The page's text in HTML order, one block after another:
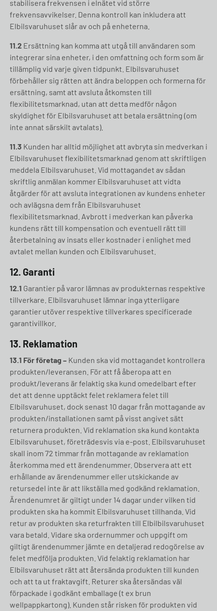
stabilisera frekvensen i elnätet vid större
frekvensavvikelser. Denna kontroll kan inkludera att
Elbilsvaruhuset slår av och på enheterna.
11.2 Ersättning kan komma att utgå till användaren som
integrerar sina enheter, i den omfattning och form som är
tillämplig vid varje given tidpunkt. Elbilsvaruhuset
förbehåller sig rätten att ändra beloppen och formerna för
ersättning, samt att avsluta åtkomsten till
flexibilitetsmarknad, utan att detta medför någon
skyldighet för Elbilsvaruhuset att betala ersättning (om
inte annat särskilt avtalats).
11.3 Kunden har alltid möjlighet att avbryta sin medverkan i
Elbilsvaruhuset flexibilitetsmarknad genom att skriftligen
meddela Elbilsvaruhuset. Vid mottagandet av sådan
skriftlig anmälan kommer Elbilsvaruhuset att vidta
åtgärder för att avsluta integrationen av kundens enheter
och avlägsna dem från Elbilsvaruhuset
flexibilitetsmarknad. Avbrott i medverkan kan påverka
kundens rätt till kompensation och eventuell rätt till
återbetalning av insats eller kostnader i enlighet med
avtalet mellan kunden och Elbilsvaruhuset.
12. Garanti
12.1 Garantier på varor lämnas av produkternas respektive
tillverkare. Elbilsvaruhuset lämnar inga ytterligare
garantier utöver respektive tillverkares specificerade
garantivillkor.
13. Reklamation
13.1 För företag – Kunden ska vid mottagandet kontrollera
produkten/leveransen. För att få åberopa att en
produkt/leverans är felaktig ska kund omedelbart efter
det att denne upptäckt felet reklamera felet till
Elbilsvaruhuset, dock senast 10 dagar från mottagande av
produkten/installationen samt på visst angivet sätt
returnera produkten. Vid reklamation ska kund kontakta
Elbilsvaruhuset, företrädesvis via e-post. Elbilsvaruhuset
skall inom 72 timmar från mottagande av reklamation
återkomma med ett ärendenummer. Observera att ett
erhållande av ärendenummer eller utskickande av
retursedel inte är att likställa med godkänd reklamation.
Ärendenumret är giltigt under 14 dagar under vilken tid
produkten ska ha kommit Elbilsvaruhuset tillhanda. Vid
retur av produkten ska returfrakten till Elbilbilsvaruhuset
vara betald. Vidare ska ordernummer och uppgift om
giltigt ärendenummer jämte en detaljerad redogörelse av
felet medfölja produkten. Vid felaktig reklamation har
Elbilsvaruhuset rätt att återsända produkten till kunden
och att ta ut fraktavgift. Returer ska återsändas väl
förpackade i godkänt emballage (t ex brun
wellpappkartong). Kunden står risken för produkten vid